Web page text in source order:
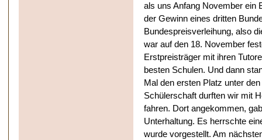
als uns Anfang November ein
der Gewinn eines dritten
Bundespreisverleihung, also
war auf den 18. November
Erstpreisträger mit ihren
besten Schulen. Und dann
Mal den ersten Platz unter
Schülerschaft durften wir mit
fahren. Dort angekommen,
Unterhaltung. Es herrschte
wurde vorgestellt. Am